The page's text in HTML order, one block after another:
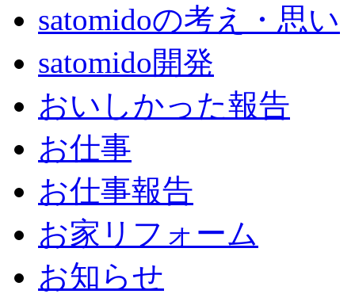
satomidoの考え・思い
satomido開発
おいしかった報告
お仕事
お仕事報告
お家リフォーム
お知らせ